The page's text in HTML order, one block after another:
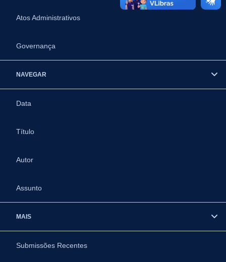
Atos Administrativos
Governança
NAVEGAR
Data
Título
Autor
Assunto
MAIS
Submissões Recentes